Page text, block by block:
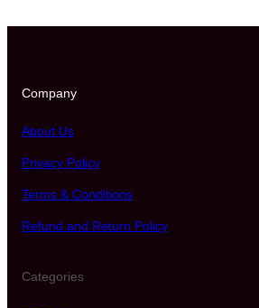
Company
About Us
Privacy Policy
Terms & Conditions
Refund and Return Policy
Categories